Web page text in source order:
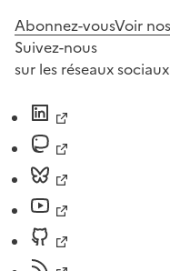
Abonnez-vousVoir
Suivez-nous
sur les réseaux sociaux